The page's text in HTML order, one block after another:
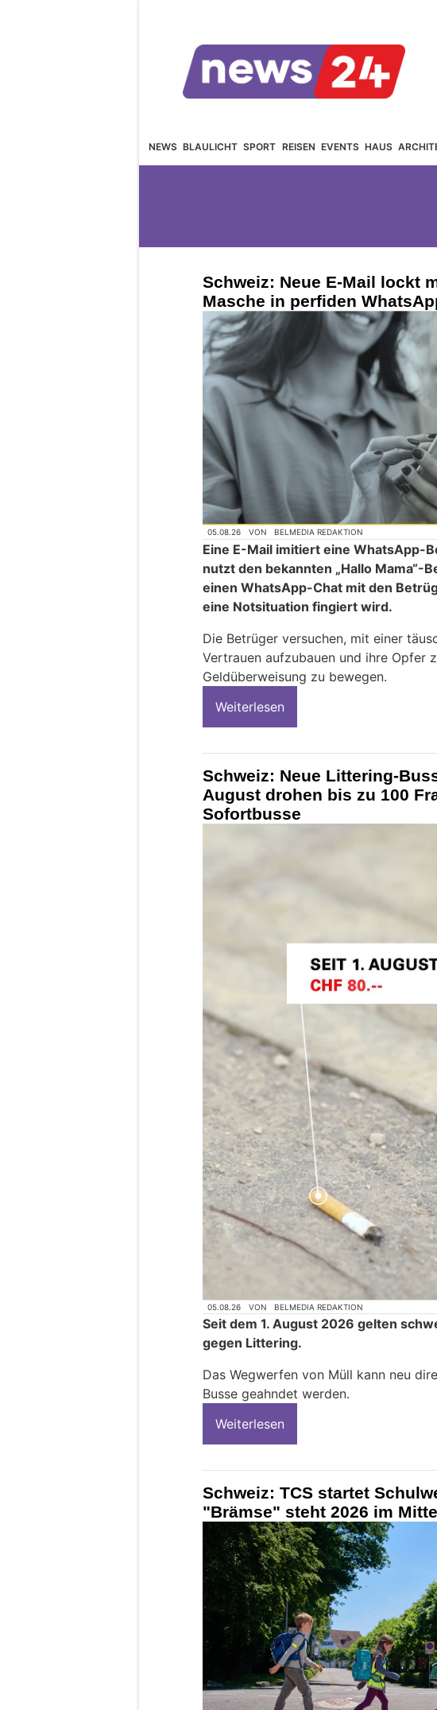
NEWS BLAULICHT SPORT REISEN EVENTS HAUS
Schweiz: Neue E-Mail lockt
Masche in perfiden
05.08.26 VON BELMEDIA REDAKTION
Eine E-Mail imitiert eine WhatsApp-
nutzt den bekannten „Hallo Mama“-
einen WhatsApp-Chat mit den
eine Notsituation fingiert wird.
Die Betrüger versuchen, mit einer
Vertrauen aufzubauen und ihre Opfer
Geldüberweisung zu bewegen.
Weiterlesen
Schweiz: Neue Littering-
August drohen bis zu 100
Sofortbusse
05.08.26 VON BELMEDIA REDAKTION
Seit dem 1. August 2026 gelten
gegen Littering.
Das Wegwerfen von Müll kann neu
Busse geahndet werden.
Weiterlesen
Schweiz: TCS startet
"Brämse" steht 2026 im